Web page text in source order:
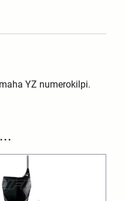
YZ numerokilpi.